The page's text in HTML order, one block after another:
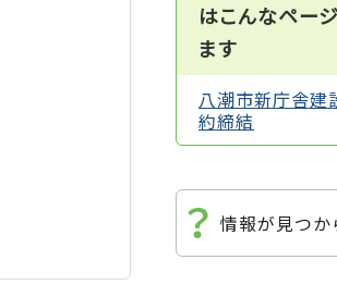
はこんなペー
ます
八潮市新庁舎建
約締結
情報が見つ